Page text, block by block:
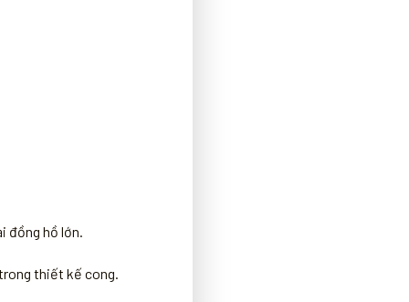
đồng hồ lớn.
thiết kế cong.